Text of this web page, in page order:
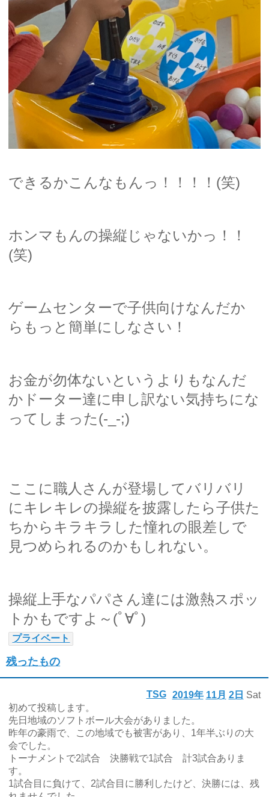
できるかこんなもんっ！！！！(笑)
ホンマもんの操縦じゃないかっ！！
(笑)
ゲームセンターで子供向けなんだか
らもっと簡単にしなさい！
お金が勿体ないというよりもなんだ
かドーター達に申し訳ない気持ちにな
ってしまった(-_-;)
ここに職人さんが登場してバリバリ
にキレキレの操縦を披露したら子供た
ちからキラキラした憧れの眼差しで
見つめられるのかもしれない。
操縦上手なパパさん達には激熱スポッ
トかもですよ～(ﾟ∀ﾟ)
プライベート
残ったもの
2019年 11月 2日 Sat
TSG
初めて投稿します。
先日地域のソフトボール大会がありました。
昨年の豪雨で、この地域でも被害があり、1年半ぶりの大
会でした。
トーナメントで2試合 決勝戦で1試合 計3試合ありま
す。
1試合目に負けて、2試合目に勝利したけど、決勝には、残